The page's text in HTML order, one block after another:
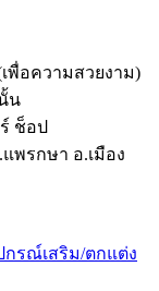
พื่อความสวยงาม)
น
ร์ ช็อป
พรกษา อ.เมือง
กรณ์เสริม/ตกแต่ง